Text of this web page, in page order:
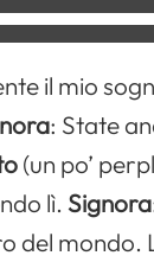
il mio
: State
(un po’
lì. Signora
del mondo.